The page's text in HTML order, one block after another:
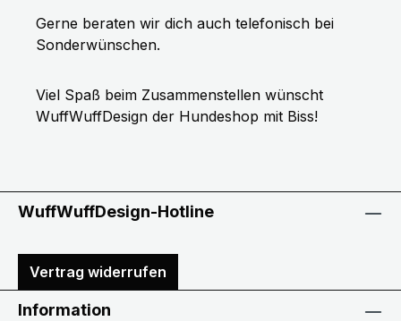
Gerne beraten wir dich auch telefonisch bei
Sonderwünschen.
Viel Spaß beim Zusammenstellen wünscht
WuffWuffDesign der Hundeshop mit Biss!
WuffWuffDesign-Hotline
Vertrag widerrufen
Information